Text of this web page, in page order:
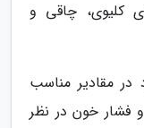
کلیوی، چاقی و
در مقادیر مناسب
فشار خون در نظر